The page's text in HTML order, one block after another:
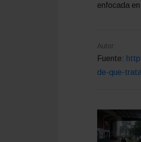
enfocada
Autor:
Fuente:
de-que-